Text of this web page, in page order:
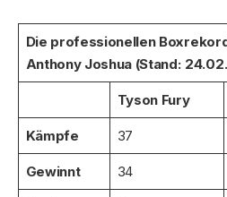
Die professionellen
Anthony Joshua (Stand:
Tyson Fury
Kämpfe 37
Gewinnt 34